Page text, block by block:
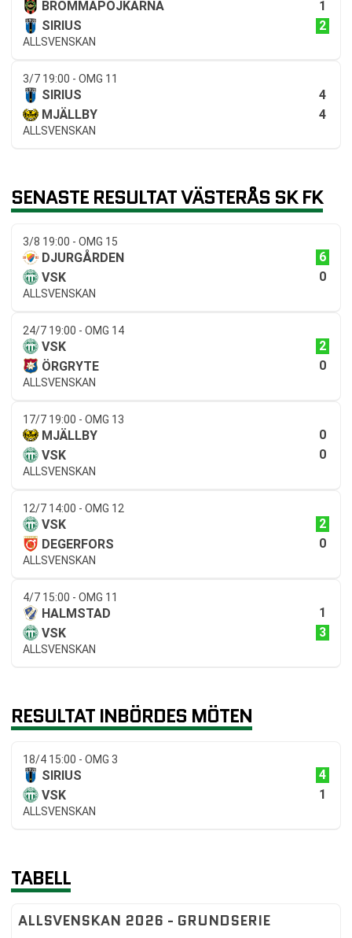
BROMMAPOJKARNA
1
SIRIUS
2
ALLSVENSKAN
3/7 19:00 - OMG 11
SIRIUS
4
MJÄLLBY
4
ALLSVENSKAN
SENASTE RESULTAT VÄSTERÅS SK FK
3/8 19:00 - OMG 15
DJURGÅRDEN
6
VSK
0
ALLSVENSKAN
24/7 19:00 - OMG 14
VSK
2
ÖRGRYTE
0
ALLSVENSKAN
17/7 19:00 - OMG 13
MJÄLLBY
0
VSK
0
ALLSVENSKAN
12/7 14:00 - OMG 12
VSK
2
DEGERFORS
0
ALLSVENSKAN
4/7 15:00 - OMG 11
HALMSTAD
1
VSK
3
ALLSVENSKAN
RESULTAT INBÖRDES MÖTEN
18/4 15:00 - OMG 3
SIRIUS
4
VSK
1
ALLSVENSKAN
TABELL
ALLSVENSKAN 2026 - GRUNDSERIE